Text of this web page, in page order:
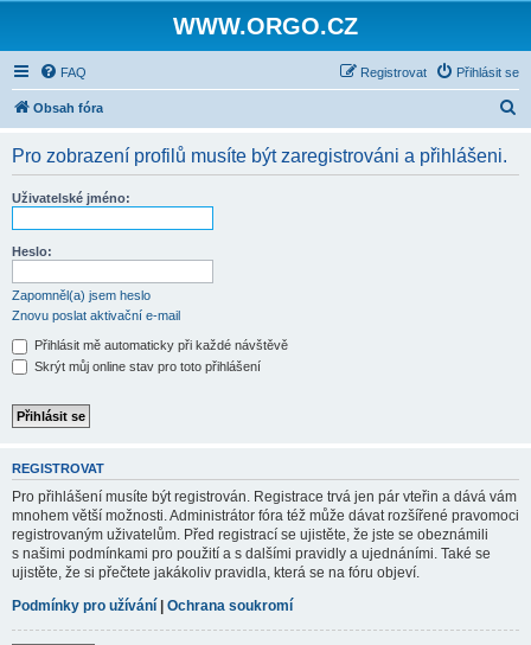
WWW.ORGO.CZ
FAQ Přihlásit se
Registrovat
Obsah fóra
Pro zobrazení profilů musíte být zaregistrováni a přihlášeni.
Uživatelské jméno:
Heslo:
Zapomněl(a) jsem heslo
Znovu poslat aktivační e-mail
Přihlásit mě automaticky při každé návštěvě
Skrýt můj online stav pro toto přihlášení
REGISTROVAT
Pro přihlášení musíte být registrován. Registrace trvá jen pár vteřin a dává vám
mnohem větší možnosti. Administrátor fóra též může dávat rozšířené pravomoci
registrovaným uživatelům. Před registrací se ujistěte, že jste se obeznámili
s našimi podmínkami pro použití a s dalšími pravidly a ujednáními. Také se
ujistěte, že si přečtete jakákoliv pravidla, která se na fóru objeví.
Podmínky pro užívání | Ochrana soukromí